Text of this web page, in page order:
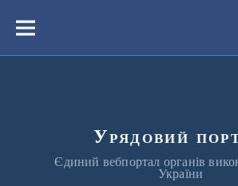
вмістуМеню
Урядовий
Єдиний вебпортал органів
України